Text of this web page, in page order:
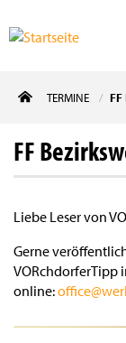
zum
TERMINE FF
FF
Liebe Leser von
Gerne
VORchdorferTipp
online: